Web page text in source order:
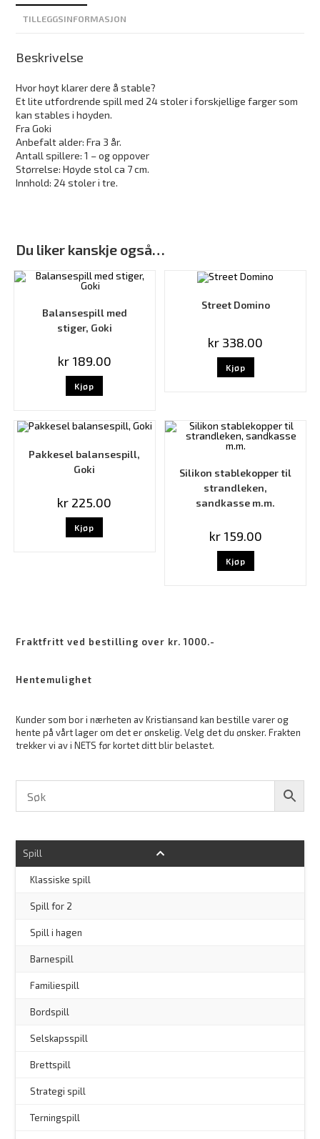
TILLEGGSINFORMASJON
Beskrivelse
Hvor høyt klarer dere å stable?
Et lite utfordrende spill med 24 stoler i forskjellige farger som
kan stables i høyden.
Fra Goki
Anbefalt alder: Fra 3 år.
Antall spillere: 1 – og oppover
Størrelse: Høyde stol ca 7 cm.
Innhold: 24 stoler i tre.
Du liker kanskje også…
Balansespill med
stiger, Goki
kr189.00
Kjøp
Street Domino
kr 338.00
Kjøp
Pakkesel balansespill,
Goki
kr 225.00
Kjøp
Silikon stablekopper til
strandleken,
sandkasse m.m.
kr159.00
Kjøp
Fraktfritt ved bestilling over kr. 1000.-
Hentemulighet
Kunder som bor i nærheten av Kristiansand kan bestille varer og
hente på vårt lager om det er ønskelig. Velg det du ønsker. Frakten
trekker vi av i NETS før kortet ditt blir belastet.
Spill
Klassiske spill
Spill for 2
Spill i hagen
Barnespill
Familiespill
Bordspill
Selskapsspill
Brettspill
Strategi spill
Terningspill